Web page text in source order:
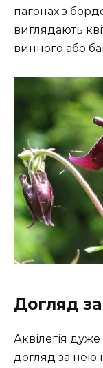
пагонах з
виглядають
винного або
Догляд за
Аквілегія
догляд за нею